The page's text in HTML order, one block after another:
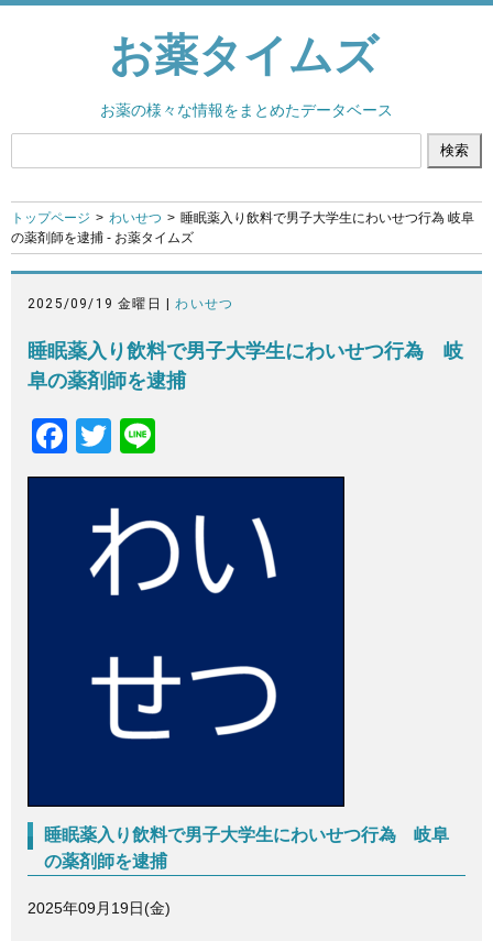
お薬タイムズ
お薬の様々な情報をまとめたデータベース
トップページ わいせつ
睡眠薬入り飲料で男子大学生にわいせつ行為 岐阜
の薬剤師を逮捕 - お薬タイムズ
2025/09/19 金曜日 |わいせつ
睡眠薬入り飲料で男子大学生にわいせつ行為 岐
阜の薬剤師を逮捕
F
a
T
wi
tt
er
n
睡眠薬入り飲料で男子大学生にわいせつ行為 岐阜
の薬剤師を逮捕
2025年09月19日(金)